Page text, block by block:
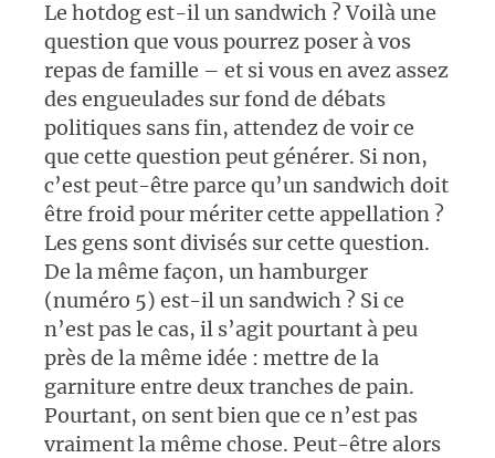
Le hotdog est-il un sandwich ? Voilà une
question que vous pourrez poser à vos
repas de famille – et si vous en avez assez
des engueulades sur fond de débats
politiques sans fin, attendez de voir ce
que cette question peut générer. Si non,
c’est peut-être parce qu’un sandwich doit
être froid pour mériter cette appellation ?
Les gens sont divisés sur cette question.
De la même façon, un hamburger
(numéro 5) est-il un sandwich ? Si ce
n’est pas le cas, il s’agit pourtant à peu
près de la même idée : mettre de la
garniture entre deux tranches de pain.
Pourtant, on sent bien que ce n’est pas
vraiment la même chose. Peut-être alors